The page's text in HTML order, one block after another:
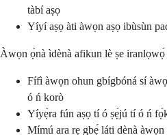
tàbí aṣọ
Yíyí aṣọ àti àwọn aṣọ ibùsùn
Àwọn ọ̀nà ìdènà afikun lè ṣe
Fífì àwọn ohun gbígbóná sí
ó ń korò
Yíyẹ̀ra fún aṣọ tí ó ṣẹ́jú tí ó ń
Mímú ara rẹ gbẹ́ láti dènà àwọn